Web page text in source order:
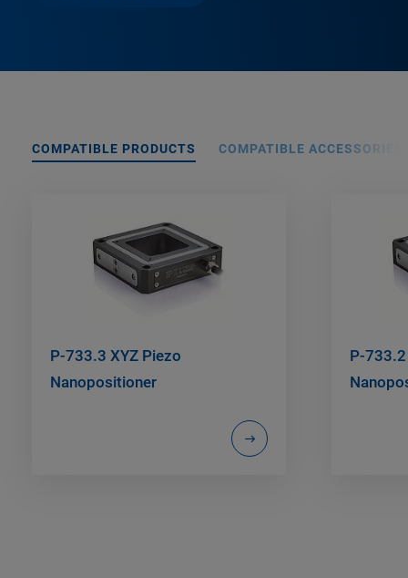
COMPATIBLE PRODUCTS COMPATIBLE ACCESSORIES
P-733.3 XYZ Piezo
Nanopositioner
P-